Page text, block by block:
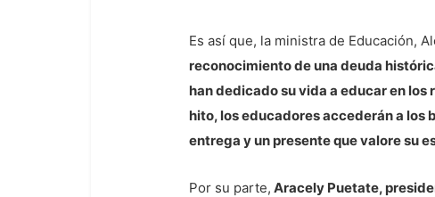
Es así que, la ministra de Educación,
reconocimiento de una deuda
han dedicado su vida a educar en los
hito, los educadores accederán a los
entrega y un presente que valore su
Por su parte, Aracely Puetate,